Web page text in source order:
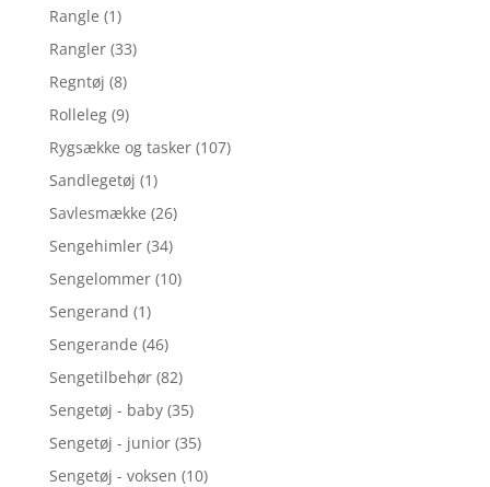
Rangle (1)
Rangler (33)
Regntøj (8)
Rolleleg (9)
Rygsække og tasker (107)
Sandlegetøj (1)
Savlesmække (26)
Sengehimler (34)
Sengelommer (10)
Sengerand (1)
Sengerande (46)
Sengetilbehør (82)
Sengetøj - baby (35)
Sengetøj - junior (35)
Sengetøj - voksen (10)